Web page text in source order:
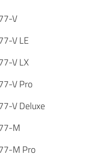
V
V LE
V LX
V Pro
V Deluxe
M
M Pro